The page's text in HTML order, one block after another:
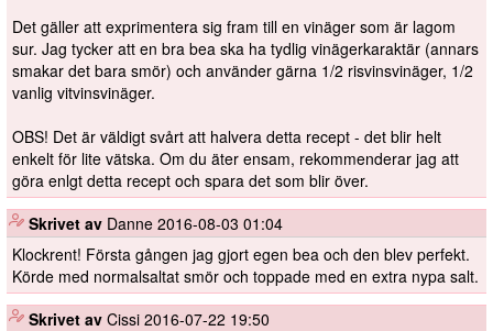
Det gäller att exprimentera sig fram till en vinäger som är lagom
sur. Jag tycker att en bra bea ska ha tydlig vinägerkaraktär (annars
smakar det bara smör) och använder gärna 1/2 risvinsvinäger, 1/2
vanlig vitvinsvinäger.
OBS! Det är väldigt svårt att halvera detta recept - det blir helt
enkelt för lite vätska. Om du äter ensam, rekommenderar jag att
göra enlgt detta recept och spara det som blir över.
Skrivet av Danne 2016-08-03 01:04
Klockrent! Första gången jag gjort egen bea och den blev perfekt.
Körde med normalsaltat smör och toppade med en extra nypa salt.
Skrivet av Cissi 2016-07-22 19:50